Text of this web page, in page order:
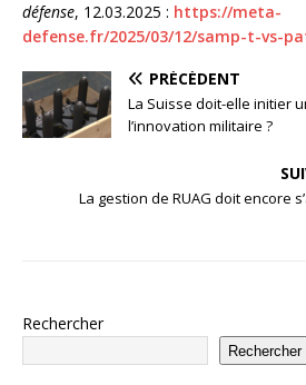
défense, 12.03.2025 : https://meta-
defense.fr/2025/03/12/samp-t-vs-
PRÉCÉDENT
La Suisse doit-elle initier
l’innovation militaire ?
La gestion de RUAG doit encore
Rechercher
Rechercher